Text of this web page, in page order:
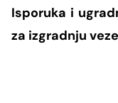
Energetska
Naše
Organizaciona
Vijesti i
Isporuka i
za izgradnju